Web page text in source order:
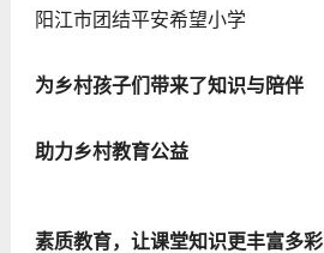
阳江市团结平安希望小学
为乡村孩子们带来了知识与陪伴
助力乡村教育公益
素质教育，让课堂知识更丰富多彩